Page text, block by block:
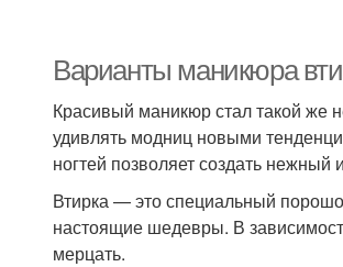
Варианты маникюра
Красивый маникюр стал такой же
удивлять модниц новыми
ногтей позволяет создать
Втирка — это специальный
настоящие шедевры. В
мерцать.